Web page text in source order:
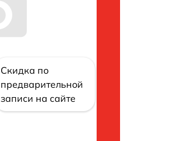
Скидка по
предварительной
записи на сайте